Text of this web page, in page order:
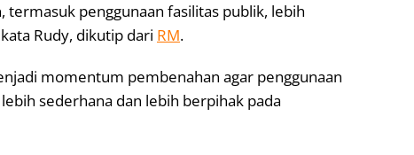
termasuk penggunaan fasilitas publik, lebih
Rudy, dikutip dari RM.
momentum pembenahan agar penggunaan
sederhana dan lebih berpihak pada